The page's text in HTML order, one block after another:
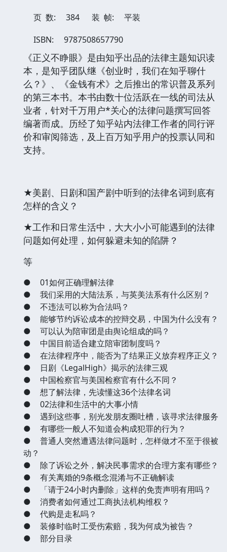
页 数:
384 装 帧:
平装
ISBN:
9787508657790
《正义不睁眼》是由知乎出品的法律主题知识读
本，是知乎团队继《创业时，我们在知乎聊什
么？》、《金钱有术》之后推出的常识普及系列
的第三本书。本书由数十位活跃在一线的司法从
业者，针对千万用户*关心的法律问题撰写回答
编著而成。历经了知乎站内法律工作者的同行评
价和审阅筛选，及上百万知乎用户的投票认同和
支持。
★美剧、日剧和国产剧中听到的法律名词到底有
怎样的含义？
★工作和日常生活中，大大小小可能遇到的法律
问题如何处理，如何躲避未知的陷阱？
等
●
01如何正确理解法律
●
我们采用的大陆法系，与英美法系有什么区别？
●
不违法可以称为合法吗？
●
能够节约诉讼成本的控辩交易，中国为什么没有？
●
可以认为陪审团是由舆论组成的吗？
●
中国目前适合建立陪审团制度吗？
●
在法律程序中，能否为了结果正义放弃程序正义？
●
日剧《LegalHigh》揭示的法律三观
●
中国检察官与美国检察官有什么不同？
●
想了解法律，先读懂这36个法律名词
●
02法律和生活中的大事小情
●
遇到这些事，别光发朋友圈吐槽，该寻求法律服务
●
有哪些一般人不知道会构成犯罪的行为？
●
普通人突然遭遇法律问题时，怎样做才不至于很被
动？
●
除了诉讼之外，解决民事需求的合理方案有哪些？
●
有关离婚的9条概念混淆与不正确解读
●
「请于24小时内删除」这样的免责声明有用吗？
●
消费者如何通过工商执法机构维权？
●
代购是走私吗？
●
装修时临时工受伤索赔，我为何成为被告？
●
部分目录